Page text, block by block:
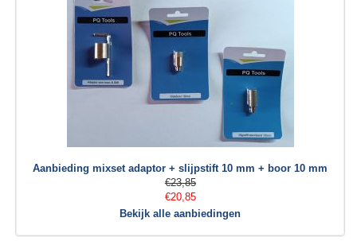
Aanbieding mixset adaptor + slijpstift 10 mm + boor 10 mm
€23,85
€20,85
Bekijk alle aanbiedingen